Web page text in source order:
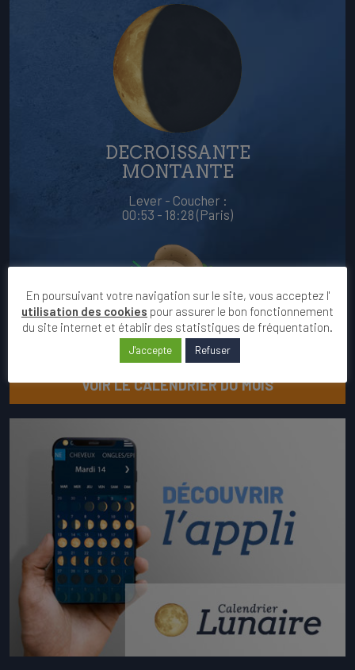
DECROISSANTE
MONTANTE
Lever - Coucher :
00:53 - 18:28 (Paris)
RACINES
VOIR LE CALENDRIER DU MOIS
En poursuivant votre navigation sur le site, vous acceptez l'
utilisation des cookies pour assurer le bon fonctionnement
du site internet et établir des statistiques de fréquentation.
J'accepte Refuser